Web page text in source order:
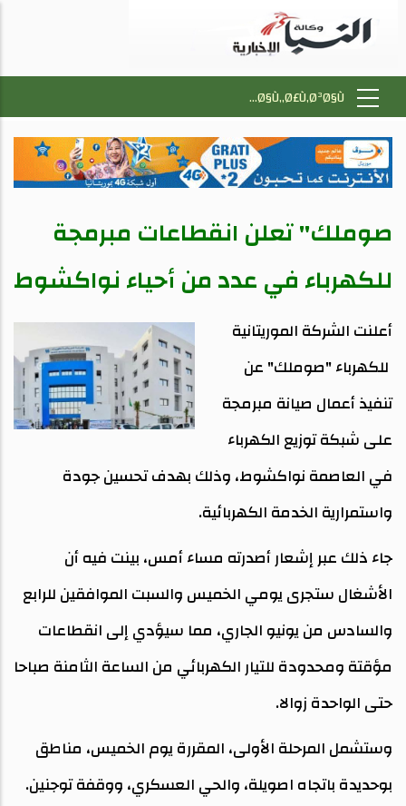
صوملك" تعلن انقطاعات مبرمجة
للكهرباء في عدد من أحياء نواكشوط
أعلنت الشركة الموريتانية
للكهرباء "صوملك" عن
تنفيذ أعمال صيانة مبرمجة
على شبكة توزيع الكهرباء
في العاصمة نواكشوط، وذلك بهدف تحسين جودة
واستمرارية الخدمة الكهربائية.
جاء ذلك عبر إشعار أصدرته مساء أمس، بينت فيه أن
الأشغال ستجرى يومي الخميس والسبت الموافقين للرابع
والسادس من يونيو الجاري، مما سيؤدي إلى انقطاعات
مؤقتة ومحدودة للتيار الكهربائي من الساعة الثامنة صباحا
حتى الواحدة زوالا.
وستشمل المرحلة الأولى، المقررة يوم الخميس، مناطق
بوحديدة باتجاه اصويلة، والحي العسكري، ووقفة توجنين.